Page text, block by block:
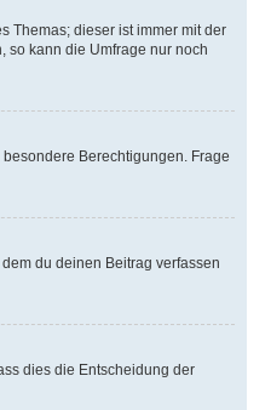
Themas; dieser ist immer mit der
so kann die Umfrage nur noch
Berechtigungen. Frage
du deinen Beitrag verfassen
dies die Entscheidung der